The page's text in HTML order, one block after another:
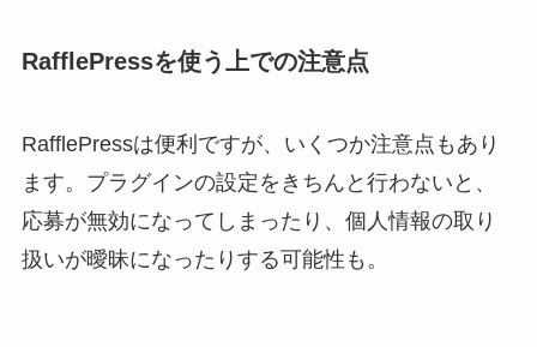
RafflePressを使う上での注意点
RafflePressは便利ですが、いくつか注意点もあり
ます。プラグインの設定をきちんと行わないと、
応募が無効になってしまったり、個人情報の取り
扱いが曖昧になったりする可能性も。